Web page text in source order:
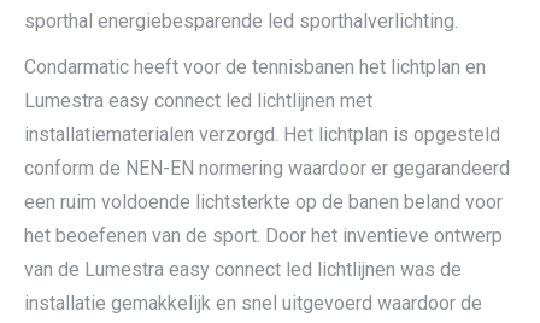
sporthal energiebesparende led sporthalverlichting.
Condarmatic heeft voor de tennisbanen het lichtplan en
Lumestra easy connect led lichtlijnen met
installatiematerialen verzorgd. Het lichtplan is opgesteld
conform de NEN-EN normering waardoor er gegarandeerd
een ruim voldoende lichtsterkte op de banen beland voor
het beoefenen van de sport. Door het inventieve ontwerp
van de Lumestra easy connect led lichtlijnen was de
installatie gemakkelijk en snel uitgevoerd waardoor de